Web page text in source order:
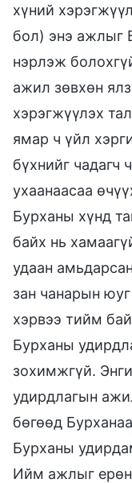
хүний
бол) энэ ажлыг
нэрлэж
ажил зөвхөн
хэрэгжүүлэх
ямар ч үйл
бүхнийг чадагч
ухаанаасаа
Бурханы хүнд
байх нь
удаан
зан чанарын
хэрвээ тийм
Бурханы
зохимжгүй.
удирдлагын
бөгөөд
Бурханы
Ийм ажлыг